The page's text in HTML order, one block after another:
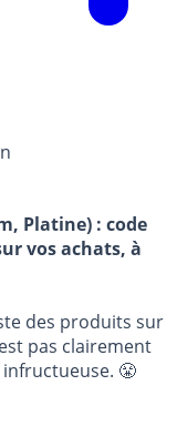
Platine) : code
vos achats, à
des produits sur
pas clairement
😤